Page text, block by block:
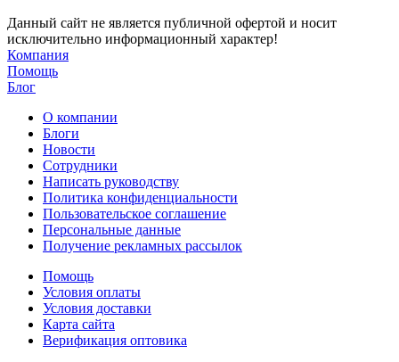
Данный сайт не является публичной офертой и носит
исключительно информационный характер!
Компания
Помощь
Блог
О компании
Блоги
Новости
Сотрудники
Написать руководству
Политика конфиденциальности
Пользовательское соглашение
Персональные данные
Получение рекламных рассылок
Помощь
Условия оплаты
Условия доставки
Карта сайта
Верификация оптовика